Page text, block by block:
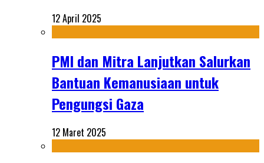
12 April 2025
PMI dan Mitra Lanjutkan Salurkan
Bantuan Kemanusiaan untuk
Pengungsi Gaza
12 Maret 2025